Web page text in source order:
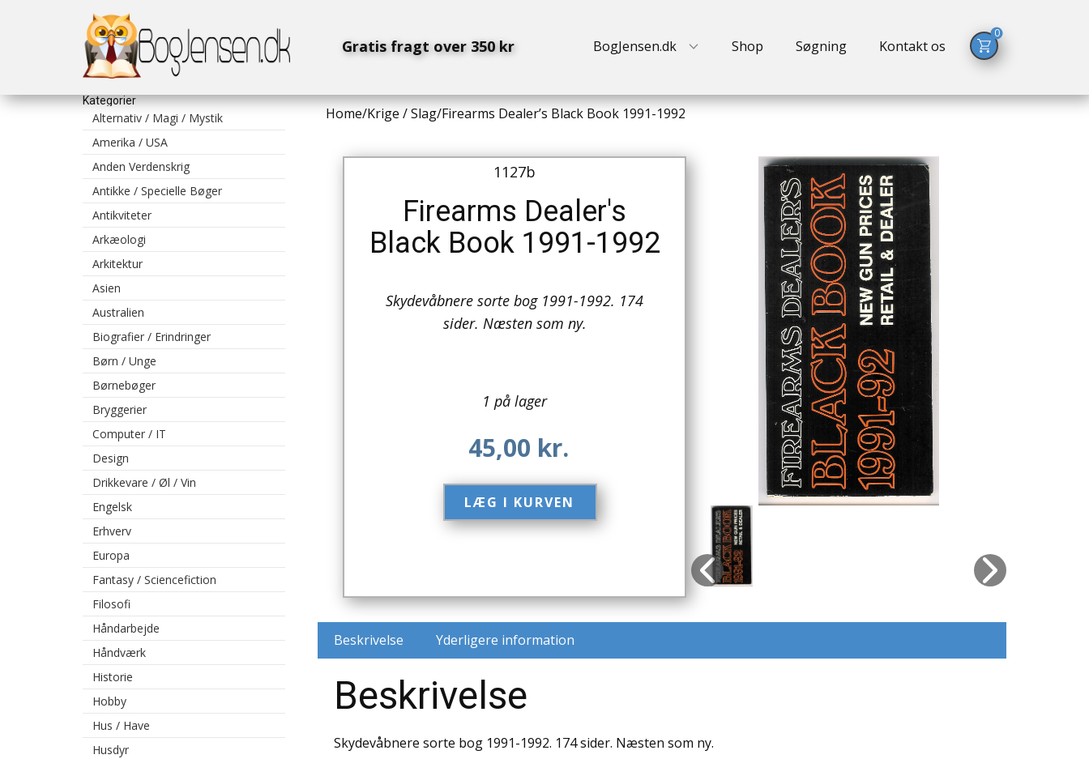
BogJensen.dk Shop Søgning Kontakt os
Gratis fragt over 350 kr
0
Kategorier
Alternativ / Magi / Mystik
Amerika / USA
Anden Verdenskrig
Antikke / Specielle Bøger
Antikviteter
Arkæologi
Arkitektur
Asien
Australien
Biografier / Erindringer
Børn / Unge
Børnebøger
Bryggerier
Computer / IT
Design
Drikkevare / Øl / Vin
Engelsk
Erhverv
Europa
Fantasy / Sciencefiction
Filosofi
Håndarbejde
Håndværk
Historie
Hobby
Hus / Have
Husdyr
Home/Krige / Slag/Firearms Dealer’s Black Book 1991-1992
1127b
Firearms Dealer's
Black Book 1991-1992
Skydevåbnere sorte bog 1991-1992. 174
sider. Næsten som ny.
1 på lager
45,00 kr.
LÆG I KURVEN​
Beskrivelse Yderligere information
Beskrivelse
Skydevåbnere sorte bog 1991-1992. 174 sider. Næsten som ny.